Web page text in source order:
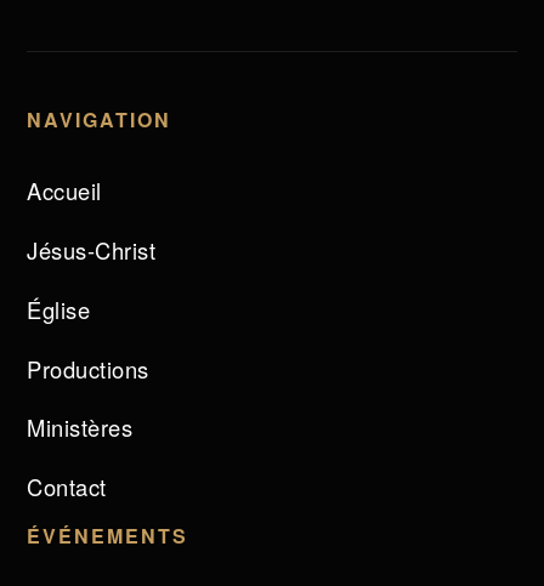
NAVIGATION
Accueil
Jésus-Christ
Église
Productions
Ministères
Contact
ÉVÉNEMENTS